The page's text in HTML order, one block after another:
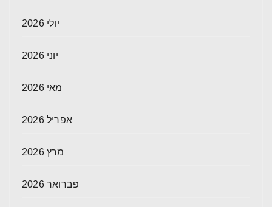
יולי 2026
יוני 2026
מאי 2026
אפריל 2026
מרץ 2026
פברואר 2026